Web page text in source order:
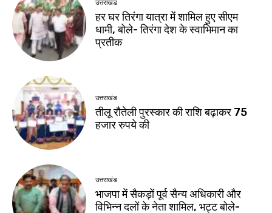
उत्तराखंड
हर घर तिरंगा यात्रा में शामिल हुए सीएम
धामी, बोले- तिरंगा देश के स्वाभिमान का
प्रतीक
उत्तराखंड
तीलू रौतेली पुरस्कार की राशि बढ़ाकर 75
हजार रुपये की
उत्तराखंड
भाजपा में सैकड़ों पूर्व सैन्य अधिकारी और
विभिन्न दलों के नेता शामिल, भट्ट बोले-